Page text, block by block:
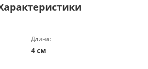
Длина:
4 см